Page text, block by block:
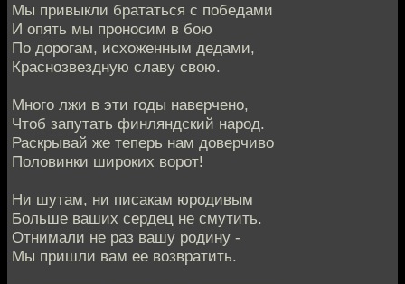
Мы привыкли брататься с победами
И опять мы проносим в бою
По дорогам, исхоженным дедами,
Краснозвездную славу свою.
Много лжи в эти годы наверчено,
Чтоб запутать финляндский народ.
Раскрывай же теперь нам доверчиво
Половинки широких ворот!
Ни шутам, ни писакам юродивым
Больше ваших сердец не смутить.
Отнимали не раз вашу родину -
Мы пришли вам ее возвратить.